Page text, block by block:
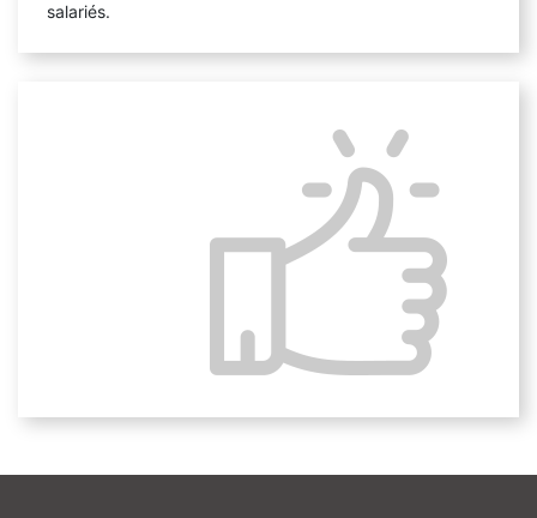
salariés.
Avoir une vision globale et actualisée sur tous les
Mieux comprendre les incidences pratiques de ces
actualités retraite pour les salariés et les employeurs